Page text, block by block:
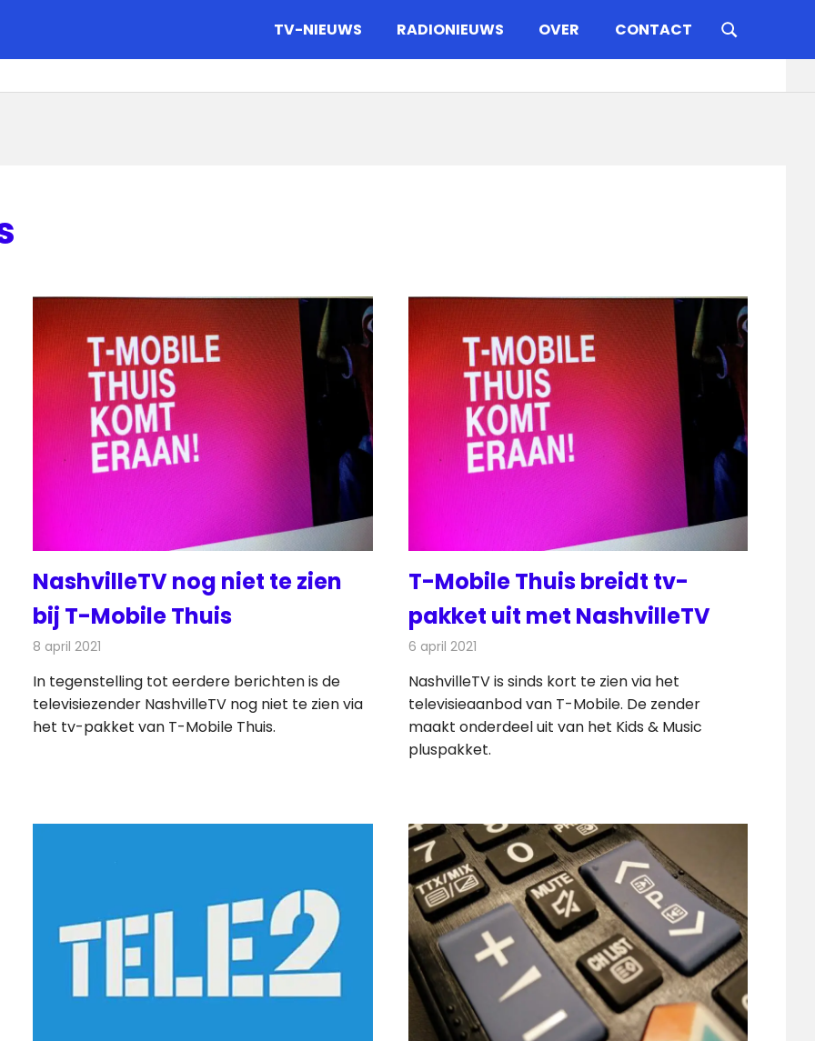
TV-NIEUWS RADIONIEUWS OVER CONTACT
NashvilleTV nog niet te zien
bij T-Mobile Thuis
8 april 2021
In tegenstelling tot eerdere berichten is de
televisiezender NashvilleTV nog niet te zien via
het tv-pakket van T-Mobile Thuis.
T-Mobile Thuis breidt tv-
pakket uit met NashvilleTV
6 april 2021
NashvilleTV is sinds kort te zien via het
televisieaanbod van T-Mobile. De zender
maakt onderdeel uit van het Kids & Music
pluspakket.